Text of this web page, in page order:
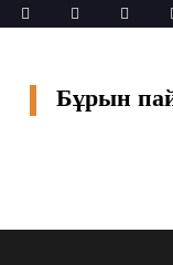
Бұрын